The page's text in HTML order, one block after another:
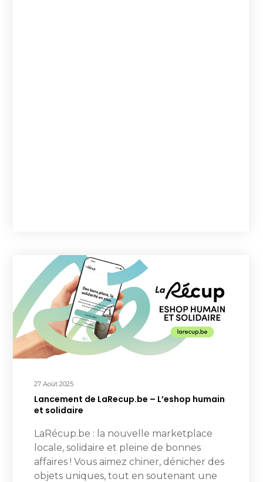
27 Août 2025
Lancement de LaRecup.be – L’eshop humain
et solidaire
LaRécup.be : la nouvelle marketplace
locale, solidaire et pleine de bonnes
affaires ! Vous aimez chiner, dénicher des
objets uniques, tout en soutenant une